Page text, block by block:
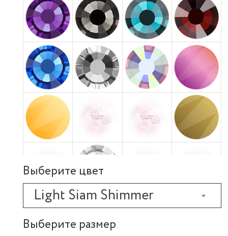
Выберите цвет
Light Siam Shimmer
Выберите размер